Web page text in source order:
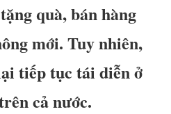
quà, bán hàng
mới. Tuy nhiên,
tiếp tục tái diễn ở
cả nước.